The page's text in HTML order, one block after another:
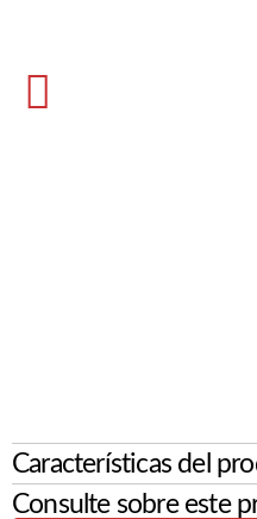
Características del
Consulte sobre este